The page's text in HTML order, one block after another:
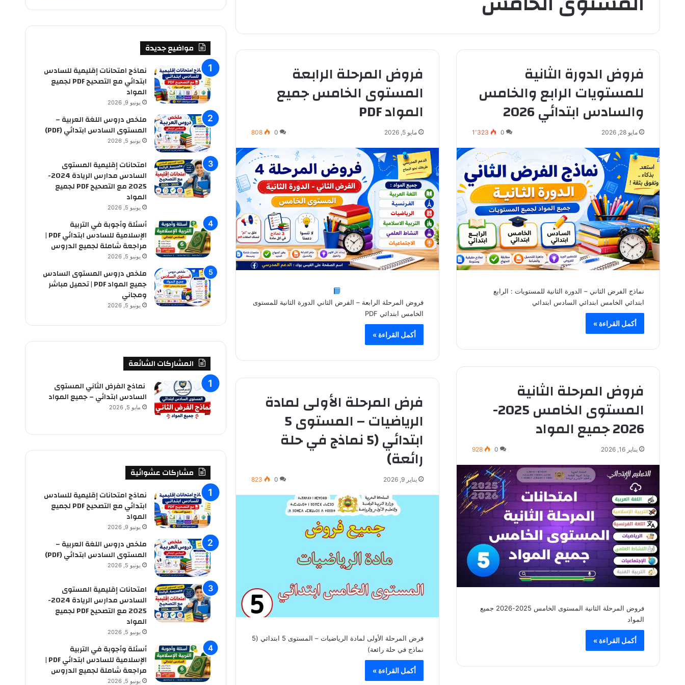
فروض الدورة الثانية
للمستويات الرابع والخامس
والسادس ابتدائي 2026
مايو 28, 2026 0 1٬323
نماذج الفرض الثاني – الدورة الثانية للمستويات : الرابع
ابتدائي الخامس ابتدائي السادس ابتدائي
أكمل القراءة »
فروض المرحلة الرابعة
المستوى الخامس جميع
المواد PDF
مايو 5, 2026 0
808
فروض المرحلة الرابعة – الفرض الثاني الدورة الثانية للمستوى
الخامس ابتدائي PDF
أكمل القراءة »
فروض المرحلة الثانية
المستوى الخامس 2025-
2026 جميع المواد
يناير 16, 2026 0
928
فروض المرحلة الثانية المستوى الخامس 2025-2026 جميع
المواد
أكمل القراءة »
فرض المرحلة الأولى لمادة
الرياضيات – المستوى 5
ابتدائي (5 نماذج في حلة
رائعة)
يناير 9, 2026 0
823
فرض المرحلة الأولى لمادة الرياضيات – المستوى 5 ابتدائي (5
نماذج في حلة رائعة)
أكمل القراءة »
ح
مواضيع جديدة
نماذج امتحانات إقليمية للسادس
ابتدائي مع التصحيح PDF لجميع
المواد
يونيو 9, 2026
ملخص دروس اللغة العربية –
المستوى السادس ابتدائي (PDF)
يونيو 5, 2026
امتحانات إقليمية المستوى
السادس مدارس الريادة 2024-
2025 مع التصحيح PDF لجميع
المواد
يونيو 5, 2026
أسئلة وأجوبة في التربية
الإسلامية للسادس ابتدائي PDF |
مراجعة شاملة لجميع الدروس
يونيو 5, 2026
ملخص دروس المستوى السادس
جميع المواد PDF | تحميل مباشر
ومجاني
يونيو 5, 2026
المشاركات الشائعة
نماذج الفرض الثاني المستوى
السادس ابتدائي – جميع المواد
مايو 5, 2026
مشاركات عشوائية
نماذج امتحانات إقليمية للسادس
ابتدائي مع التصحيح PDF لجميع
المواد
يونيو 9, 2026
ملخص دروس اللغة العربية –
المستوى السادس ابتدائي (PDF)
يونيو 5, 2026
امتحانات إقليمية المستوى
السادس مدارس الريادة 2024-
2025 مع التصحيح PDF لجميع
المواد
يونيو 5, 2026
أسئلة وأجوبة في التربية
الإسلامية للسادس ابتدائي PDF |
مراجعة شاملة لجميع الدروس
يونيو 5, 2026